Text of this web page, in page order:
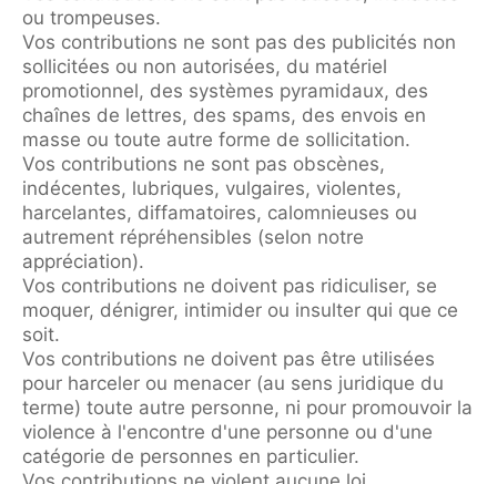
ou trompeuses.
Vos contributions ne sont pas des publicités non
sollicitées ou non autorisées, du matériel
promotionnel, des systèmes pyramidaux, des
chaînes de lettres, des spams, des envois en
masse ou toute autre forme de sollicitation.
Vos contributions ne sont pas obscènes,
indécentes, lubriques, vulgaires, violentes,
harcelantes, diffamatoires, calomnieuses ou
autrement répréhensibles (selon notre
appréciation).
Vos contributions ne doivent pas ridiculiser, se
moquer, dénigrer, intimider ou insulter qui que ce
soit.
Vos contributions ne doivent pas être utilisées
pour harceler ou menacer (au sens juridique du
terme) toute autre personne, ni pour promouvoir la
violence à l'encontre d'une personne ou d'une
catégorie de personnes en particulier.